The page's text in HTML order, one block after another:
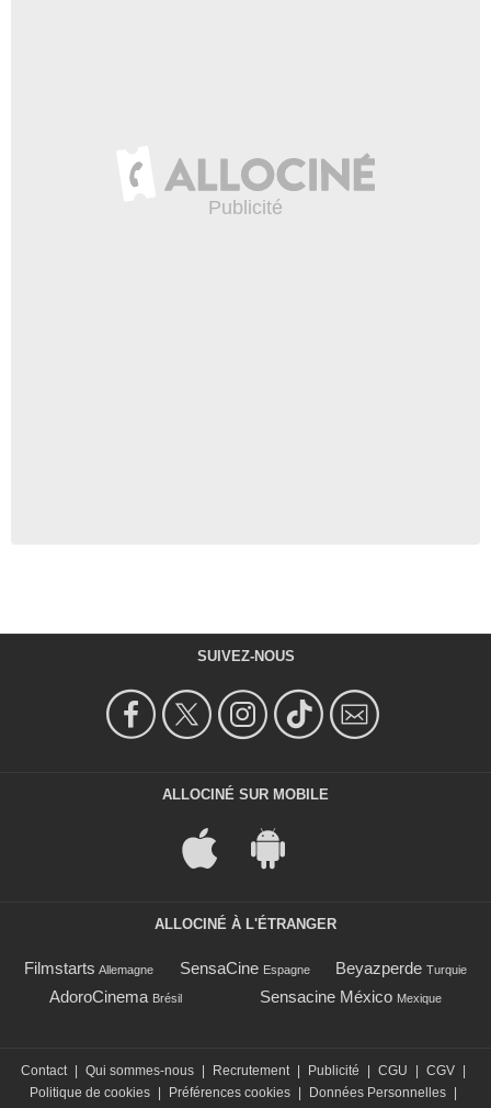
SUIVEZ-NOUS
ALLOCINÉ SUR MOBILE
ALLOCINÉ À L'ÉTRANGER
Filmstarts Allemagne SensaCine Espagne Beyazperde Turquie
AdoroCinema Brésil Sensacine México Mexique
Contact Qui sommes-nous Recrutement Publicité CGU CGV
Politique de cookies
Préférences cookies Données Personnelles